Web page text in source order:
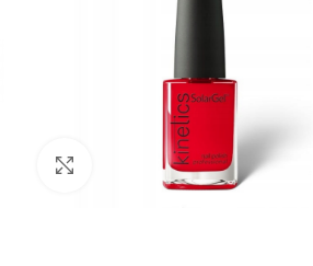
Click to enlarge